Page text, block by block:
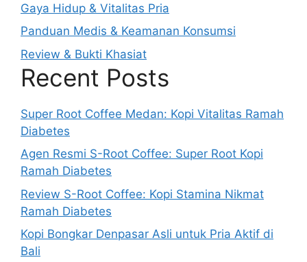
Gaya Hidup & Vitalitas Pria
Panduan Medis & Keamanan Konsumsi
Review & Bukti Khasiat
Recent Posts
Super Root Coffee Medan: Kopi Vitalitas Ramah
Diabetes
Agen Resmi S-Root Coffee: Super Root Kopi
Ramah Diabetes
Review S-Root Coffee: Kopi Stamina Nikmat
Ramah Diabetes
Kopi Bongkar Denpasar Asli untuk Pria Aktif di
Bali